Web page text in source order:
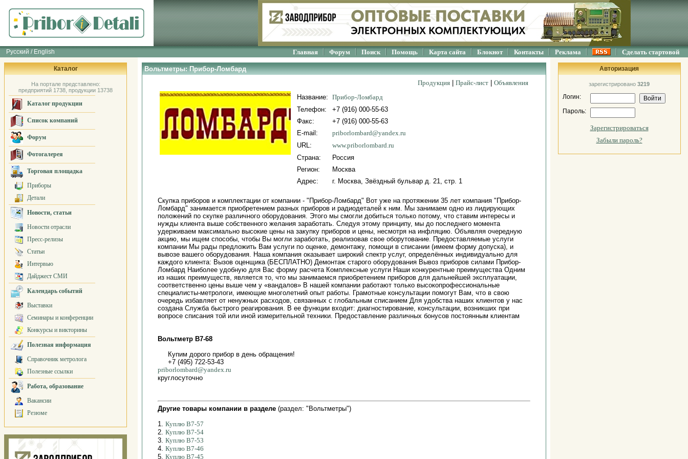
Русский / English Главная Форум Поиск Помощь Карта сайта Блокнот Контакты Реклама Сделать стартовой
Каталог
На портале представлено:
предприятий 1738, продукции 13738
Каталог продукции
Список компаний
Форум
Фотогалерея
Торговая площадка
Приборы
Детали
Новости, статьи
Новости отрасли
Пресс-релизы
Статьи
Интервью
Дайджест СМИ
Календарь событий
Выставки
Семинары и конференции
Конкурсы и викторины
Полезная информация
Справочник метролога
Полезные ссылки
Работа, образование
Вакансии
Резюме
Вольтметры: Прибор-Ломбард
Продукция
Прайс-лист
Объявления
Название: Прибор-Ломбард
Телефон:
+7 (916) 000-55-63
Факс:
+7 (916) 000-55-63
E-mail:
priborlombard@yandex.ru
URL:
www.priborlombard.ru
Страна:
Россия
Регион:
Москва
Адрес:
г. Москва, Звёздный бульвар д. 21, стр. 1
Скупка приборов и комплектации от компании - "Прибор-Ломбард" Вот уже на протяжении 35 лет компания "Прибор-
Ломбард" занимается приобретением разных приборов и радиодеталей к ним. Мы занимаем одно из лидирующих
положений по скупке различного оборудования. Этого мы смогли добиться только потому, что ставим интересы и
нужды клиента выше собственного желания заработать. Следуя этому принципу, мы до последнего момента
удерживаем максимально высокие цены на закупку приборов и цены, несмотря на инфляцию. Объявляя очередную
акцию, мы ищем способы, чтобы Вы могли заработать, реализовав свое оборутование. Предоставляемые услуги
компании Мы рады предложить Вам услуги по оценке, демонтажу, помощи в списании (имеем форму допуска), и
вывозе вашего оборудования. Наша компания оказывает широкий спектр услуг, определённых индивидуально для
каждого клиента: Вызов оценщика (БЕСПЛАТНО) Демонтаж старого оборудования Вывоз приборов силами Прибор-
Ломбард Наиболее удобную для Вас форму расчета Комплексные услуги Наши конкурентные преимущества Одним
из наших преимуществ, является то, что мы занимаемся приобретением приборов для дальнейшей эксплуатации,
соответственно цены выше чем у «вандалов» В нашей компании работают только высокопрофессиональные
специалисты-метрологи, имеющие многолетний опыт работы. Грамотные консультации помогут Вам, что в свою
очередь избавляет от ненужных расходов, связанных с глобальным списанием Для удобства наших клиентов у нас
создана Служба быстрого реагирования. В ее функции входит: диагностирование, консультации, возникших при
вопросе списания той или иной измерительной техники. Предоставление различных бонусов постоянным клиентам
Вольтметр В7-68
Купим дорого прибор в день обращения!
+7 (495) 722-53-43
priborlombard@yandex.ru
круглосуточно
Другие товары компании в разделе (раздел: "Вольтметры")
1. Куплю В7-57
2. Куплю В7-54
3. Куплю В7-53
4. Куплю В7-46
5. Куплю В7-45
Авторизация
зарегистрировано 3219
Логин:
Пароль:
Зарегистрироваться
Забыли пароль?